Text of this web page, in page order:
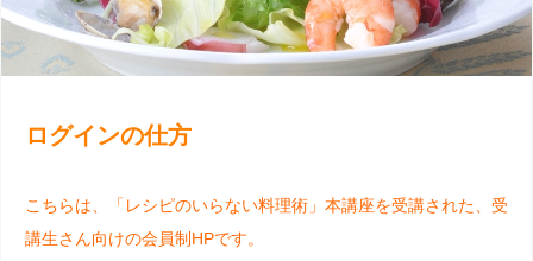
ログインの仕方
こちらは、「レシピのいらない料理術」本講座を受講された、受
講生さん向けの会員制HPです。